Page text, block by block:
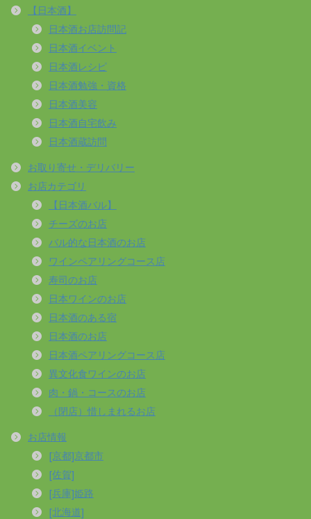
【日本酒】
日本酒お店訪問記
日本酒イベント
日本酒レシピ
日本酒勉強・資格
日本酒美容
日本酒自宅飲み
日本酒蔵訪問
お取り寄せ・デリバリー
お店カテゴリ
【日本酒バル】
チーズのお店
バル的な日本酒のお店
ワインペアリングコース店
寿司のお店
日本ワインのお店
日本酒のある宿
日本酒のお店
日本酒ペアリングコース店
異文化食ワインのお店
肉・鍋・コースのお店
（閉店）惜しまれるお店
お店情報
[京都]京都市
[佐賀]
[兵庫]姫路
[北海道]